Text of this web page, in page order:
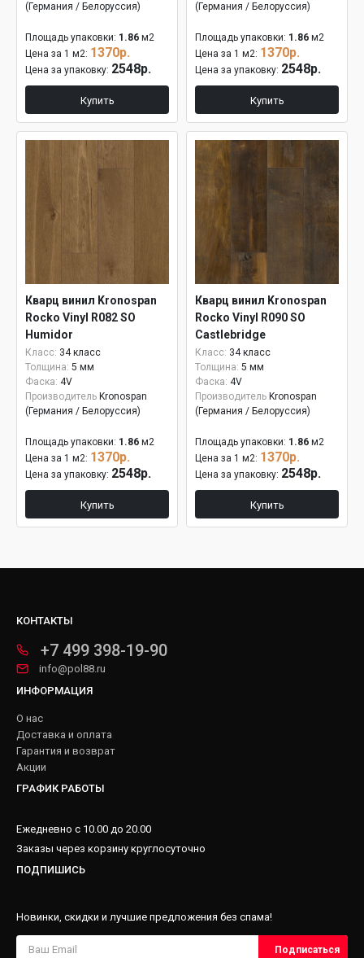
(Германия / Белоруссия)
Площадь упаковки: 1.86 м2
Цена за 1 м2: 1370р.
Цена за упаковку: 2548р.
Купить
(Германия / Белоруссия)
Площадь упаковки: 1.86 м2
Цена за 1 м2: 1370р.
Цена за упаковку: 2548р.
Купить
Кварц винил Kronospan
Rocko Vinyl R082 SO
Humidor
Класс: 34 класс
Толщина: 5 мм
Фаска: 4V
Производитель Kronospan
(Германия / Белоруссия)
Площадь упаковки: 1.86 м2
Цена за 1 м2: 1370р.
Цена за упаковку: 2548р.
Купить
Кварц винил Kronospan
Rocko Vinyl R090 SO
Castlebridge
Класс: 34 класс
Толщина: 5 мм
Фаска: 4V
Производитель Kronospan
(Германия / Белоруссия)
Площадь упаковки: 1.86 м2
Цена за 1 м2: 1370р.
Цена за упаковку: 2548р.
Купить
КОНТАКТЫ
+7 499 398-19-90
info@pol88.ru
ИНФОРМАЦИЯ
О нас
Доставка и оплата
Гарантия и возврат
Акции
ГРАФИК РАБОТЫ
Ежедневно с 10.00 до 20.00
Заказы через корзину круглосуточно
ПОДПИШИСЬ
Новинки, скидки и лучшие предложения без спама!